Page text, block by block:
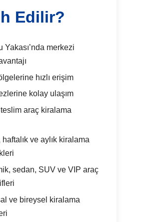
Edilir?
Yakası’nda merkezi
hızlı erişim
kolay ulaşım
araç kiralama
ve aylık kiralama
sedan, SUV ve VIP araç
ve bireysel kiralama